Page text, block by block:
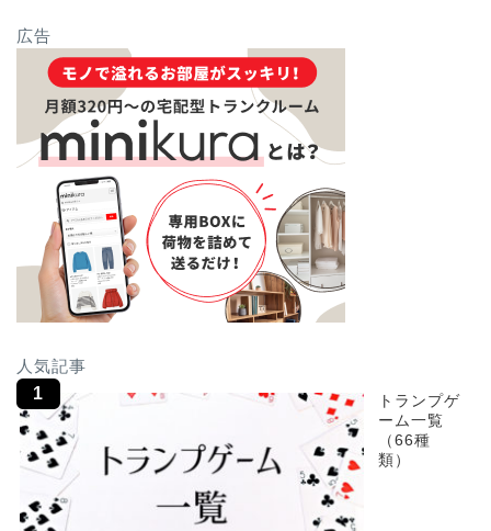
広告
人気記事
トランプゲ
ーム一覧
（66種
類）